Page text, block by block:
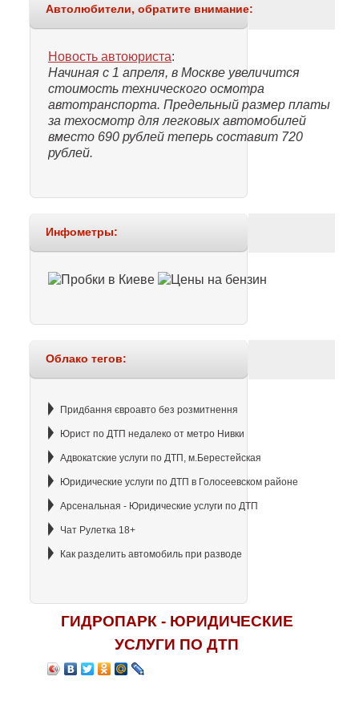
Автолюбители, обратите внимание:
Новость автоюриста:
Начиная с 1 апреля, в Москве увеличится
стоимость технического осмотра
автотранспорта. Предельный размер платы
за техосмотр для легковых автомобилей
вместо 690 рублей теперь составит 720
рублей.
Инфометры:
Облако тегов:
Придбання євроавто без розмитнення
Юрист по ДТП недалеко от метро Нивки
Адвокатские услуги по ДТП, м.Берестейская
Юридические услуги по ДТП в Голосеевском районе
Арсенальная - Юридические услуги по ДТП
Чат Рулетка 18+
Как разделить автомобиль при разводе
ГИДРОПАРК - ЮРИДИЧЕСКИЕ
УСЛУГИ ПО ДТП